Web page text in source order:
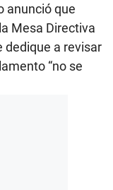
anunció que
Mesa Directiva
dedique a revisar
“no se